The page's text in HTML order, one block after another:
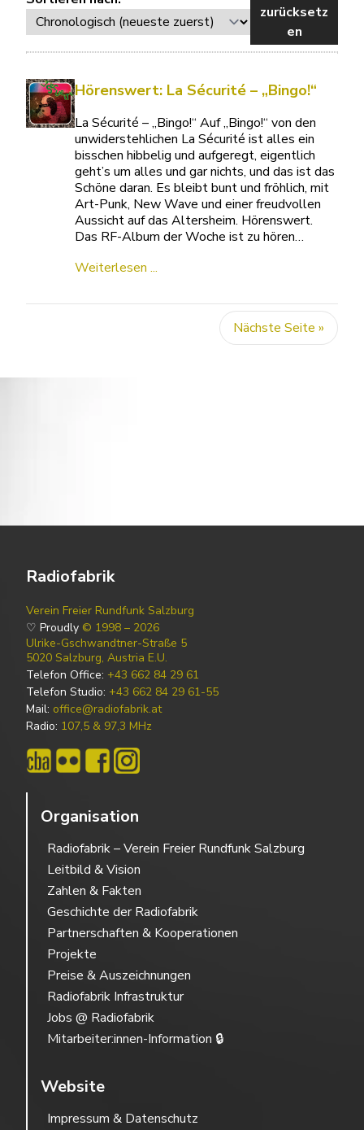
zurücksetz
en
Hörenswert: La Sécurité – „Bingo!“
La Sécurité – „Bingo!“ Auf „Bingo!“ von den
unwiderstehlichen La Sécurité ist alles ein
bisschen hibbelig und aufgeregt, eigentlich
geht’s um alles und gar nichts, und das ist das
Schöne daran. Es bleibt bunt und fröhlich, mit
Art-Punk, New Wave und einer freudvollen
Aussicht auf das Altersheim. Hörenswert.
Das RF-Album der Woche ist zu hören…
Weiterlesen ...
Nächste Seite »
Radiofabrik
Verein Freier Rundfunk Salzburg
♡ Proudly © 1998 – 2026
Ulrike-Gschwandtner-Straße 5
5020 Salzburg, Austria E.U.
Telefon Office: +43 662 84 29 61
Telefon Studio: +43 662 84 29 61-55
Mail: office@radiofabrik.at
Radio: 107,5 & 97,3 MHz
Organisation
Radiofabrik – Verein Freier Rundfunk Salzburg
Leitbild & Vision
Zahlen & Fakten
Geschichte der Radiofabrik
Partnerschaften & Kooperationen
Projekte
Preise & Auszeichnungen
Radiofabrik Infrastruktur
Jobs @ Radiofabrik
Mitarbeiter:innen-Information 🔒
Website
Impressum & Datenschutz